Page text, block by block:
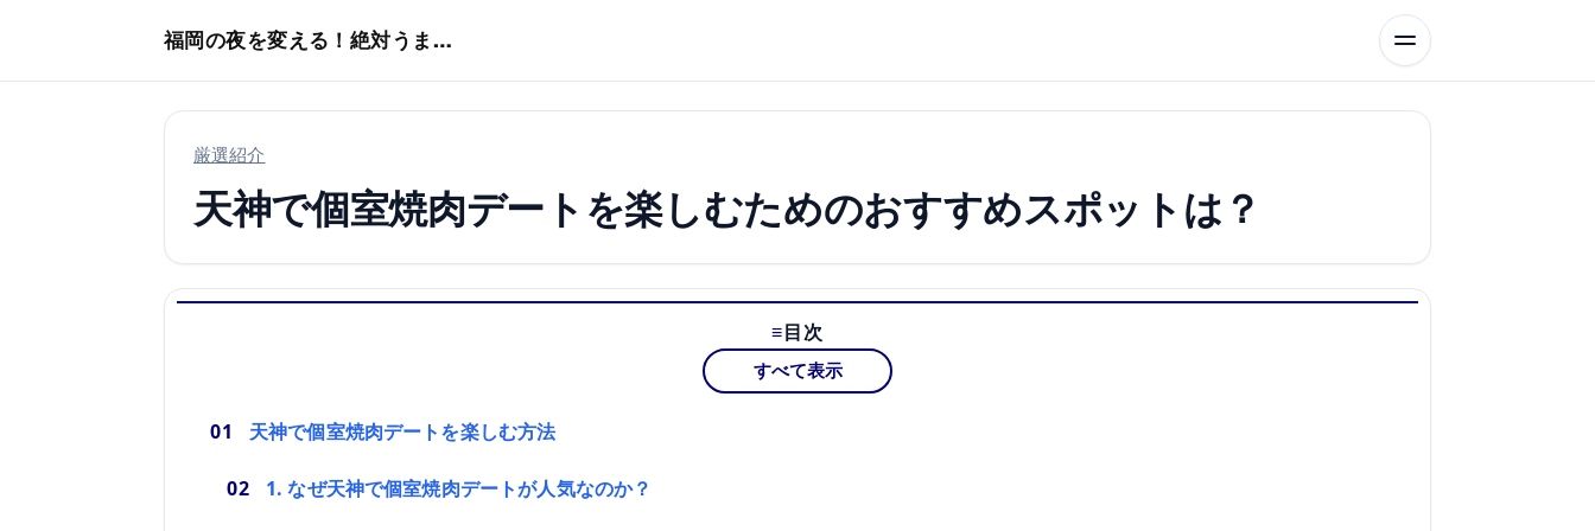
福岡の夜を変える！絶対うまい店
厳選紹介
天神で個室焼肉デートを楽しむためのおすすめスポットは？
目次
すべて表示
天神で個室焼肉デートを楽しむ方法
1. なぜ天神で個室焼肉デートが人気なのか？